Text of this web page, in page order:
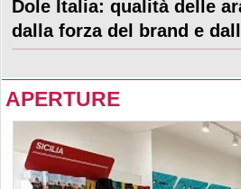
Dole Italia: qualità delle
dalla forza del brand e
APERTURE